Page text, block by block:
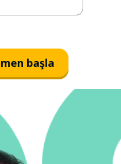
başla